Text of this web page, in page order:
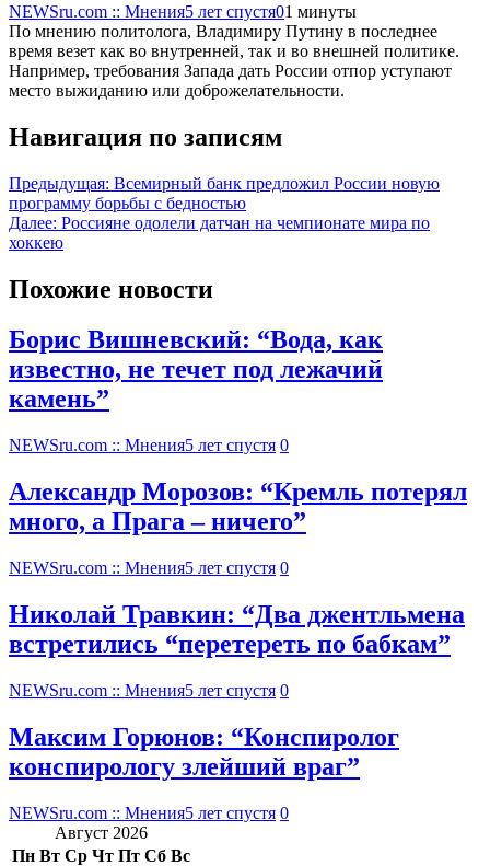
NEWSru.com :: Мнения5 лет спустя01 минуты
По мнению политолога, Владимиру Путину в последнее
время везет как во внутренней, так и во внешней политике.
Например, требования Запада дать России отпор уступают
место выжиданию или доброжелательности.
Навигация по записям
Предыдущая: Всемирный банк предложил России новую
программу борьбы с бедностью
Далее: Россияне одолели датчан на чемпионате мира по
хоккею
Похожие новости
Борис Вишневский: “Вода, как
известно, не течет под лежачий
камень”
NEWSru.com :: Мнения5 лет спустя 0
Александр Морозов: “Кремль потерял
много, а Прага – ничего”
NEWSru.com :: Мнения5 лет спустя 0
Николай Травкин: “Два джентльмена
встретились “перетереть по бабкам”
NEWSru.com :: Мнения5 лет спустя 0
Максим Горюнов: “Конспиролог
конспирологу злейший враг”
NEWSru.com :: Мнения5 лет спустя 0
Август 2026
Пн Вт Ср Чт Пт Сб Вс